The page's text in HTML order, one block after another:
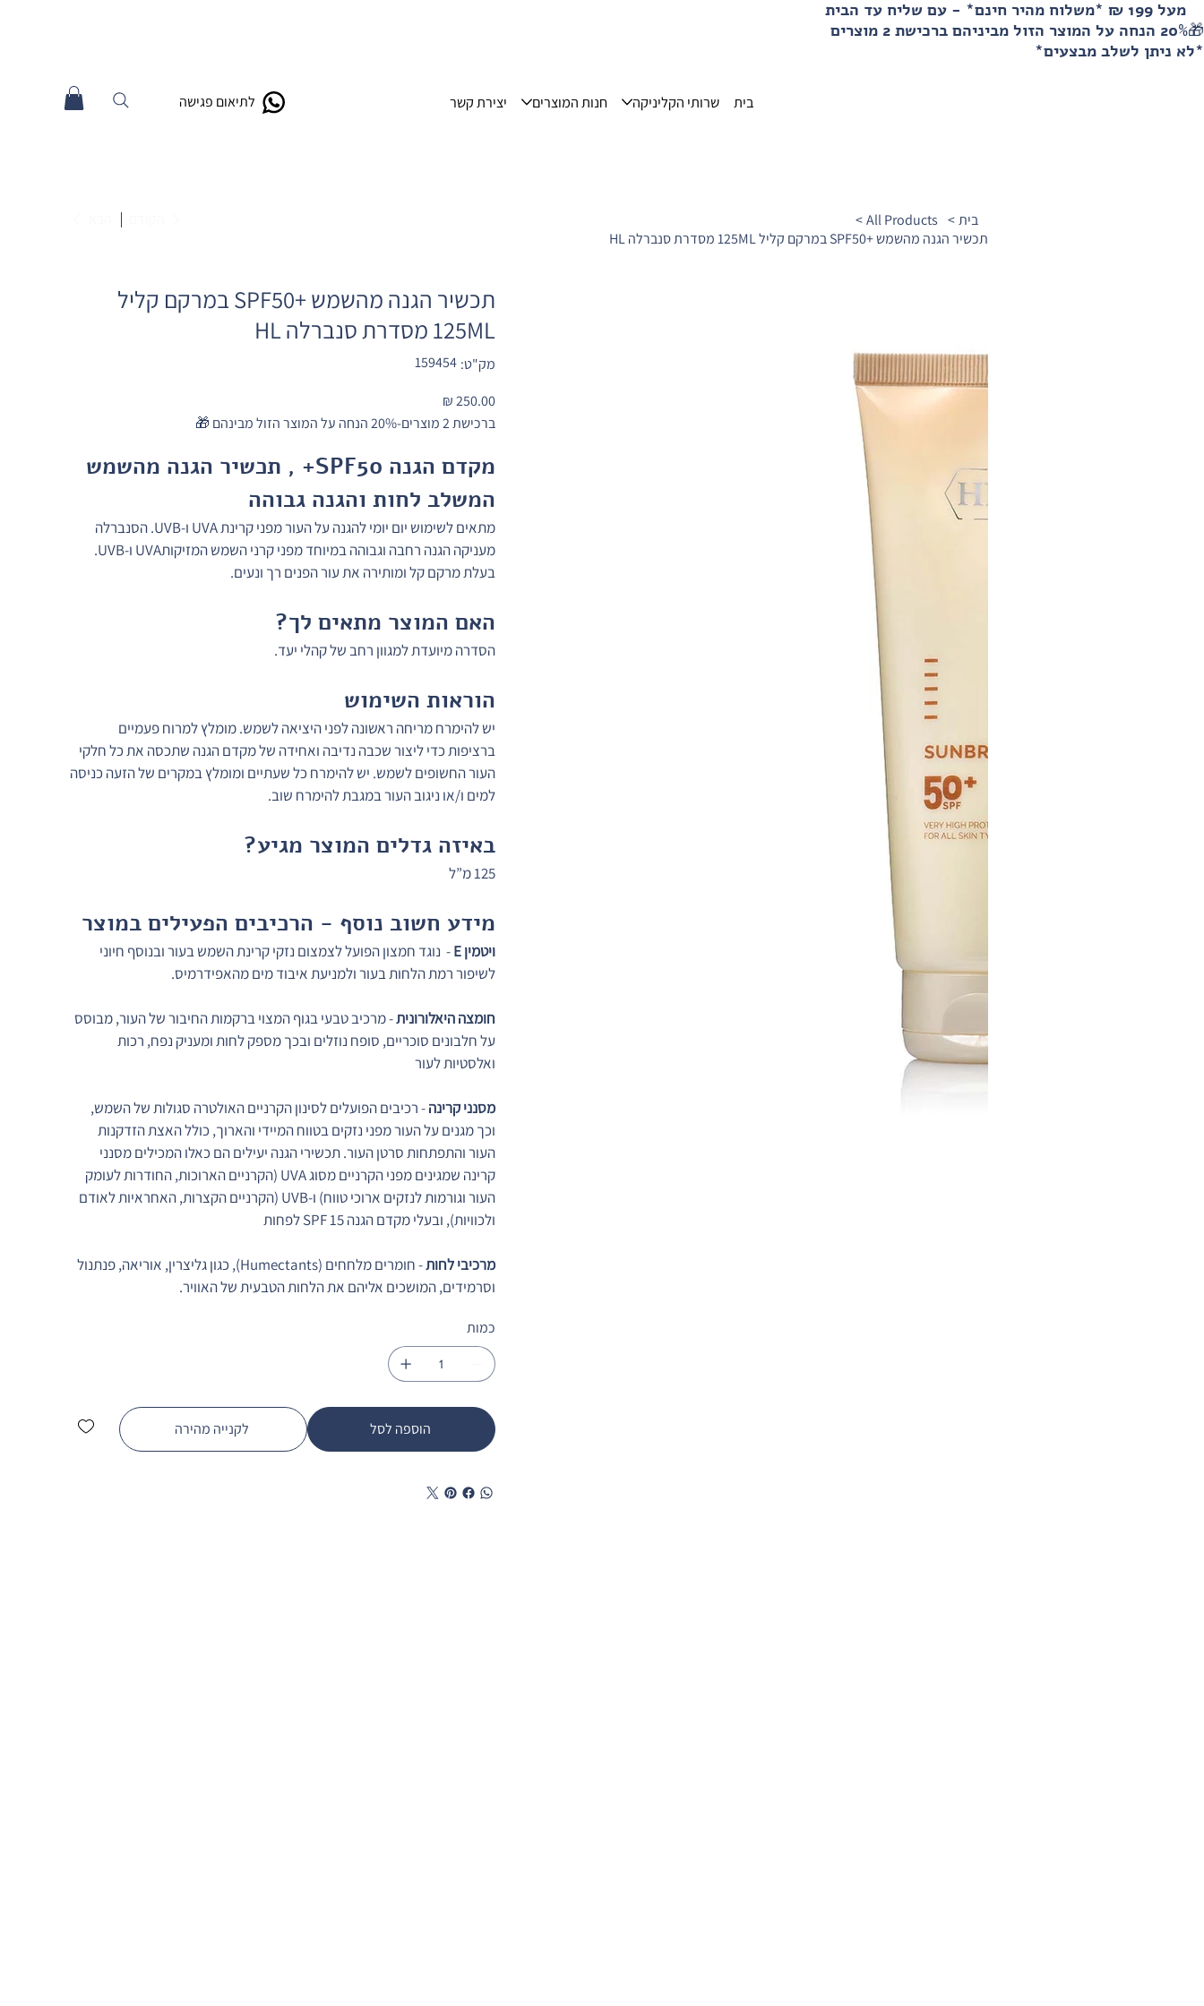
לתיאום פגישה בית שרותי הקליניקה חנות המוצרים יצירת קשר
מעל 199 ₪ *משלוח מהיר חינם* - עם שליח עד הבית
🎁20% הנחה על המוצר הזול מביניהם ברכישת 2 מוצרים
*לא ניתן לשלב מבצעים*
בית >
All Products
>
תכשיר הגנה מהשמש +SPF50 במרקם קליל 125ML מסדרת סנברלה HL
תכשיר הגנה מהשמש +SPF50 במרקם קליל
125ML מסדרת סנברלה HL
מק"ט:
מק"ט
159454
159454
מחיר
‏250.00 ‏₪
ברכישת 2 מוצרים-20% הנחה על המוצר הזול מבינהם 🎁
מקדם הגנה SPF50+ , תכשיר הגנה מהשמש
המשלב לחות והגנה גבוהה
מתאים לשימוש יום יומי להגנה על העור מפני קרינת UVA ו-UVB. הסנברלה
מעניקה הגנה רחבה וגבוהה במיוחד מפני קרני השמש המזיקותUVA ו-UVB.
בעלת מרקם קל ומותירה את עור הפנים רך ונעים.
האם המוצר מתאים לך?
הסדרה מיועדת למגוון רחב של קהלי יעד.
הוראות השימוש
יש להימרח מריחה ראשונה לפני היציאה לשמש. מומלץ למרוח פעמיים
ברציפות כדי ליצור שכבה נדיבה ואחידה של מקדם הגנה שתכסה את כל חלקי
העור החשופים לשמש. יש להימרח כל שעתיים ומומלץ במקרים של הזעה כניסה
למים ו/או ניגוב העור במגבת להימרח שוב.
באיזה גדלים המוצר מגיע?
125 מ”ל
מידע חשוב נוסף - הרכיבים הפעילים במוצר
ויטמין E -  נוגד חמצון הפועל לצמצום נזקי קרינת השמש בעור ובנוסף חיוני
לשיפור רמת הלחות בעור ולמניעת איבוד מים מהאפידרמיס.
חומצה היאלורונית - מרכיב טבעי בגוף המצוי ברקמות החיבור של העור, מבוסס
על חלבונים סוכריים, סופח נוזלים ובכך מספק לחות ומעניק נפח, רכות
ואלסטיות לעור
מסנני קרינה - רכיבים הפועלים לסינון הקרניים האולטרה סגולות של השמש,
וכך מגנים על העור מפני נזקים בטווח המיידי והארוך, כולל האצת הזדקנות
העור והתפתחות סרטן העור. תכשירי הגנה יעילים הם כאלו המכילים מסנני
קרינה שמגינים מפני הקרניים מסוג UVA (הקרניים הארוכות, החודרות לעומק
העור וגורמות לנזקים ארוכי טווח) ו-UVB (הקרניים הקצרות, האחראיות לאודם
ולכוויות), ובעלי מקדם הגנה SPF 15 לפחות
מרכיבי לחות
- חומרים מלחחים (Humectants), כגון גליצרין, אוריאה, פנתנול
וסרמידים, המושכים אליהם את הלחות הטבעית של האוויר.
כמות
הוספה לסל לקנייה מהירה